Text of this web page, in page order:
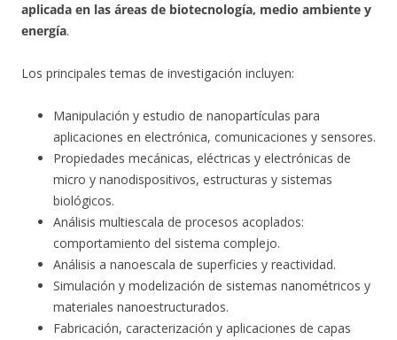
aplicada en las áreas de biotecnología, medio ambiente y
energía.
Los principales temas de investigación incluyen:
Manipulación y estudio de nanopartículas para
aplicaciones en electrónica, comunicaciones y sensores.
Propiedades mecánicas, eléctricas y electrónicas de
micro y nanodispositivos, estructuras y sistemas
biológicos.
Análisis multiescala de procesos acoplados:
comportamiento del sistema complejo.
Análisis a nanoescala de superficies y reactividad.
Simulación y modelización de sistemas nanométricos y
materiales nanoestructurados.
Fabricación, caracterización y aplicaciones de capas